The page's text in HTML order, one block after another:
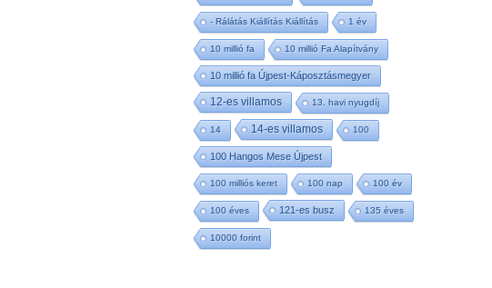
- Rálátás Kiállítás Kiállítás 1 év
10 millió fa 10 millió Fa Alapítvány
10 millió fa Újpest-Káposztásmegyer
12-es villamos 13. havi nyugdíj
14 14-es villamos 100
100 Hangos Mese Újpest
100 milliós keret 100 nap 100 év
100 éves 121-es busz 135 éves
10000 forint